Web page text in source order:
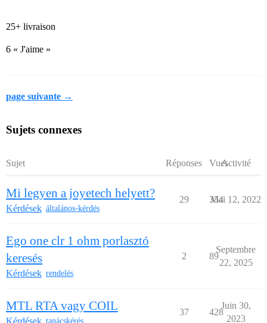
25+ livraison
6 « J'aime »
page suivante →
Sujets connexes
Sujet Réponses VuesActivité
Mi legyen a joyetech helyett?
Kérdések általános-kérdés
29 354
Mai 12, 2022
Ego one clr 1 ohm porlasztó
keresés
Kérdések rendelés
2 89
Septembre
22, 2025
MTL RTA vagy COIL
Kérdések tanácskérés
37 428
Juin 30,
2023